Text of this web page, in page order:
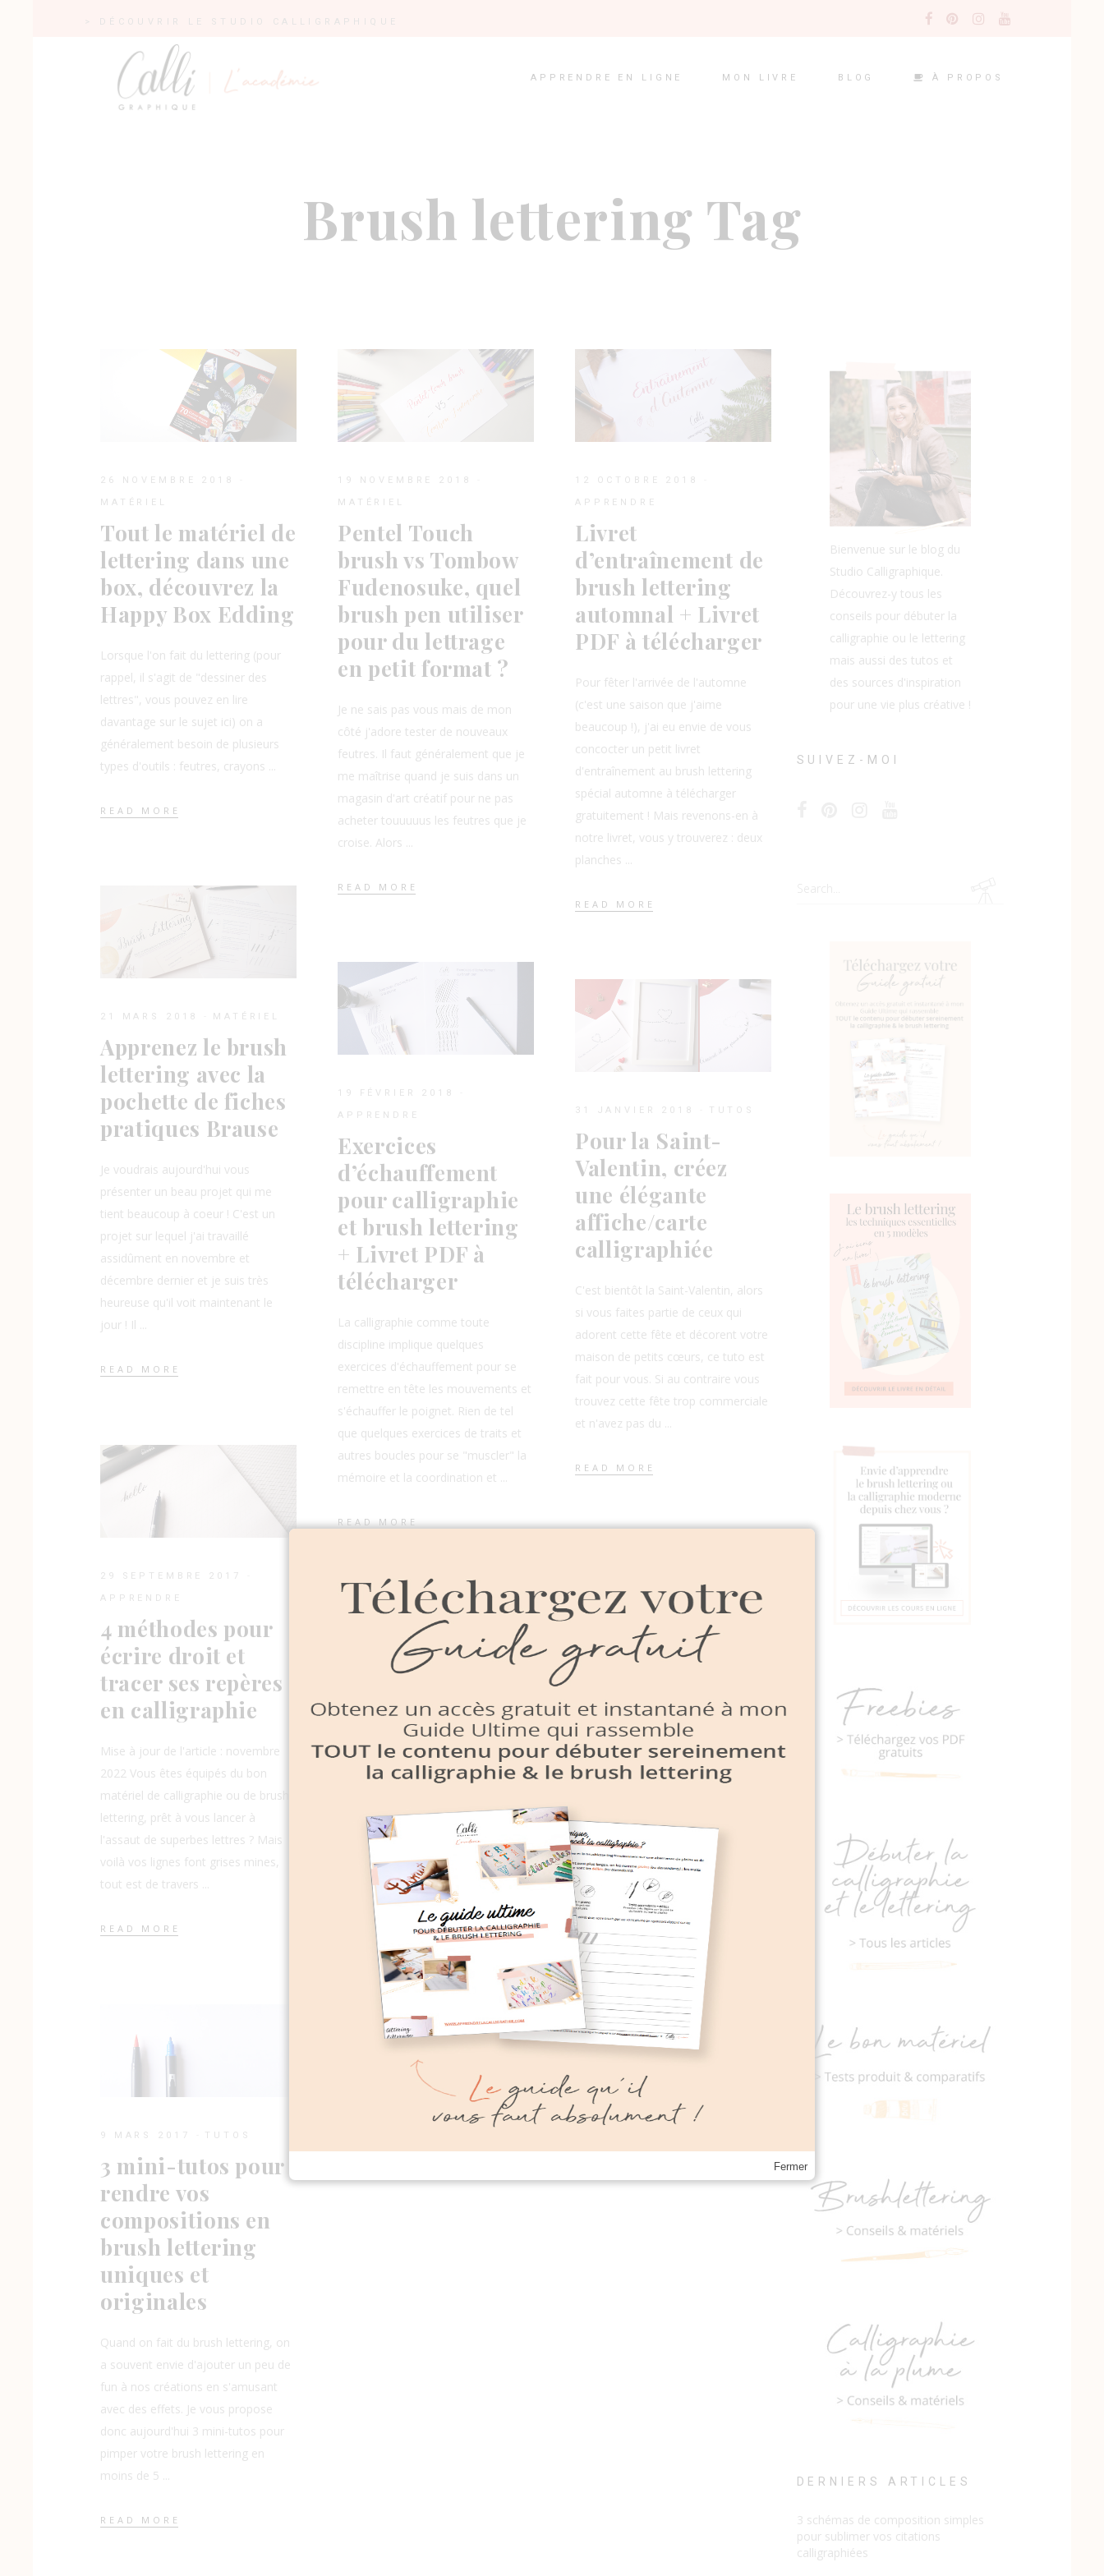
> DÉCOUVRIR LE STUDIO CALLIGRAPHIQUE
APPRENDRE EN LIGNE MON LIVRE BLOG À PROPOS
Brush lettering Tag
26 NOVEMBRE 2018
MATÉRIEL
Tout le matériel de
lettering dans une
box, découvrez la
Happy Box Edding
Lorsque l'on fait du lettering (pour
rappel, il s'agit de "dessiner des
lettres", vous pouvez en lire
davantage sur le sujet ici) on a
généralement besoin de plusieurs
types d'outils : feutres, crayons
READ MORE
19 NOVEMBRE 2018
MATÉRIEL
Pentel Touch
brush vs Tombow
Fudenosuke, quel
brush pen utiliser
pour du lettrage
en petit format ?
Je ne sais pas vous mais de mon
côté j'adore tester de nouveaux
feutres. Il faut généralement que je
me maîtrise quand je suis dans un
magasin d'art créatif pour ne pas
acheter touuuuus les feutres que je
croise. Alors
READ MORE
12 OCTOBRE 2018
APPRENDRE
Livret
d’entraînement de
brush lettering
automnal + Livret
PDF à télécharger
Pour fêter l'arrivée de l'automne
(c'est une saison que j'aime
beaucoup !), j'ai eu envie de vous
concocter un petit livret
d'entraînement au brush lettering
spécial automne à télécharger
gratuitement ! Mais revenons-en à
notre livret, vous y trouverez : deux
planches
READ MORE
21 MARS 2018 MATÉRIEL
Apprenez le brush
lettering avec la
pochette de fiches
pratiques Brause
Je voudrais aujourd'hui vous
présenter un beau projet qui me
tient beaucoup à coeur ! C'est un
projet sur lequel j'ai travaillé
assidûment en novembre et
décembre dernier et je suis très
heureuse qu'il voit maintenant le
jour ! Il
READ MORE
19 FÉVRIER 2018
APPRENDRE
Exercices
d’échauffement
pour calligraphie
et brush lettering
+ Livret PDF à
télécharger
La calligraphie comme toute
discipline implique quelques
exercices d'échauffement pour se
remettre en tête les mouvements et
s'échauffer le poignet. Rien de tel
que quelques exercices de traits et
autres boucles pour se "muscler" la
mémoire et la coordination et
READ MORE
31 JANVIER 2018 TUTOS
Pour la Saint-
Valentin, créez
une élégante
affiche/carte
calligraphiée
C'est bientôt la Saint-Valentin, alors
si vous faites partie de ceux qui
adorent cette fête et décorent votre
maison de petits cœurs, ce tuto est
fait pour vous. Si au contraire vous
trouvez cette fête trop commerciale
et n'avez pas du
READ MORE
29 SEPTEMBRE 2017
APPRENDRE
4 méthodes pour
écrire droit et
tracer ses repères
en calligraphie
Mise à jour de l'article : novembre
2022 Vous êtes équipés du bon
matériel de calligraphie ou de brush
lettering, prêt à vous lancer à
l'assaut de superbes lettres ? Mais
voilà vos lignes font grises mines,
tout est de travers
READ MORE
Se créer de beaux
souvenirs avec un
carnet de voyage
Avant de prendre quelques jours de
vacances, je voulais partager avec
vous un de mes petits plaisirs
créatifs : les carnets de voyages
illustrés ! J'ai toujours aimé tenir un
journal de bord de mes vacances
pour noter les lieux visités,
READ MORE
27 JUIN 2017 TUTOS
Ajoutez une
touche dorée à vos
créations avec le
« brush
embossing »
C'est après avoir vu quelques vidéos
complètement "wahou" sur
Instagram que je me suis intéressée
de plus près à la technique de
l'embossing et plus particulièrement
du lettering embossing !
L'embossing consiste à recouvrir
une surface humidifiée (via un
tampon encreur
9 MARS 2017 TUTOS
3 mini-tutos pour
rendre vos
compositions en
brush lettering
uniques et
originales
Quand on fait du brush lettering, on
a souvent envie d'ajouter un peu de
fun à nos créations en s'amusant
avec des effets. Je vous propose
donc aujourd'hui 3 mini-tutos pour
pimper votre brush lettering en
moins de 5
READ MORE
Bienvenue sur le blog du
Studio Calligraphique.
Découvrez-y tous les
conseils pour débuter la
calligraphie ou le lettering
mais aussi des tutos et
des sources d'inspiration
pour une vie plus créative !
SUIVEZ-MOI
Search
DERNIERS ARTICLES
3 schémas de composition simples
pour sublimer vos citations
calligraphiées
Fermer